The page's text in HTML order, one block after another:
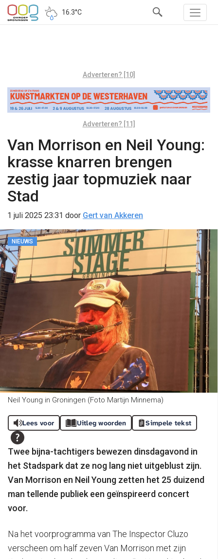
16.3°C
Adverteren? [10]
Adverteren? [11]
Van Morrison en Neil Young:
krasse knarren brengen
zestig jaar topmuziek naar
Stad
1 juli 2025 23:31 door Gert van Akkeren
NIEUWS
Neil Young in Groningen (Foto Martijn Minnema)
Lees voor Uitleg woorden Simpele tekst
Twee bijna-tachtigers bewezen dinsdagavond in
het Stadspark dat ze nog lang niet uitgeblust zijn.
Van Morrison en Neil Young zetten het 25 duizend
man tellende publiek een geïnspireerd concert
voor.
Na het voorprogramma van The Inspector Cluzo
verscheen om half zeven Van Morrison met zijn